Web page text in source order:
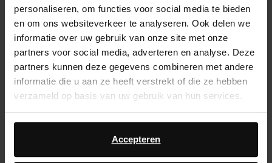
personaliseren, om functies voor social media te bieden
en om ons websiteverkeer te analyseren. Ook delen we
informatie over uw gebruik van onze site met onze
partners voor social media, adverteren en analyse. Deze
partners kunnen deze gegevens combineren met andere
informatie die u aan ze heeft verstrekt of die ze hebben
verzameld op basis van uw gebruik van hun services.
Daarnaast werken wij samen met Google voor
advertentie- en meetdoeleinden. Meer informatie over
hoe Google uw persoonsgegevens gebruikt, vindt u op
Accepteren
Chaussures bateau imprimé vache
104.99
À propos de Sacha
Livraison